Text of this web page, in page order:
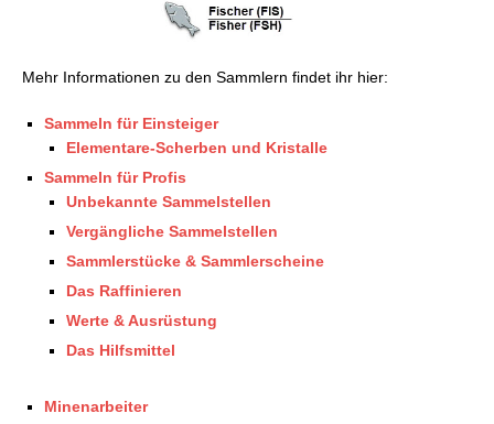
Mehr Informationen zu den Sammlern findet ihr hier:
Sammeln für Einsteiger
Elementare-Scherben und Kristalle
Sammeln für Profis
Unbekannte Sammelstellen
Vergängliche Sammelstellen
Sammlerstücke & Sammlerscheine
Das Raffinieren
Werte & Ausrüstung
Das Hilfsmittel
Minenarbeiter